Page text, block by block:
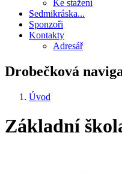
Ke stažení
Sedmikráska...
Sponzoři
Kontakty
Adresář
Drobečková
Úvod
Základní